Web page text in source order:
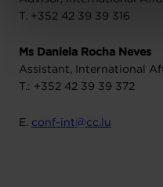
Charte d’usage des
T. +352 42 39 39 316
Ms Daniela Rocha Neves
Assistant, International
T.: +352 42 39 39 372
E. conf-int@cc.lu